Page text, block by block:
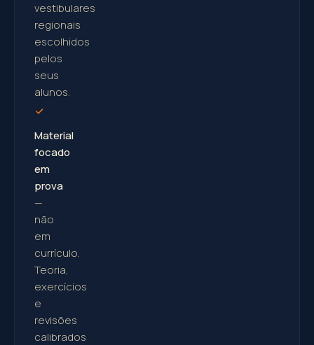
vestibulares
regionais
escolhidos
pelos
seus
alunos.
Material
focado
em
prova
—
não
em
currículo.
Teoria,
exercícios
e
revisões
calibrados